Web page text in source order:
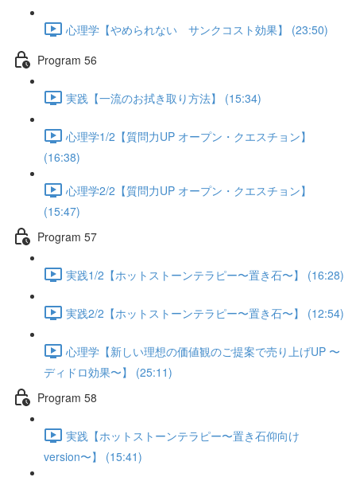
心理学【やめられない サンクコスト効果】 (23:50)
Program 56
実践【一流のお拭き取り方法】 (15:34)
心理学1/2【質問力UP オープン・クエスチョン】
(16:38)
心理学2/2【質問力UP オープン・クエスチョン】
(15:47)
Program 57
実践1/2【ホットストーンテラピー〜置き石〜】 (16:28)
実践2/2【ホットストーンテラピー〜置き石〜】 (12:54)
心理学【新しい理想の価値観のご提案で売り上げUP 〜
ディドロ効果〜】 (25:11)
Program 58
実践【ホットストーンテラピー〜置き石仰向け
version〜】 (15:41)